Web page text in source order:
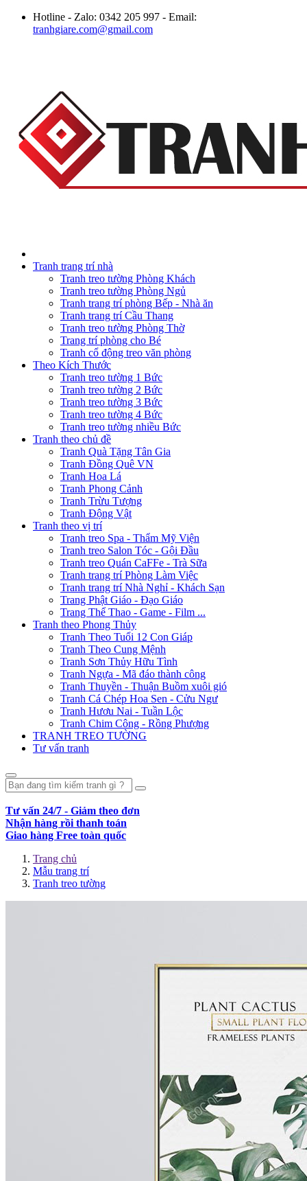
Hotline - Zalo: 0342 205 997 - Email:
tranhgiare.com@gmail.com
Tranh trang trí nhà
Tranh treo tường Phòng Khách
Tranh treo tường Phòng Ngủ
Tranh trang trí phòng Bếp - Nhà ăn
Tranh trang trí Cầu Thang
Tranh treo tường Phòng Thờ
Trang trí phòng cho Bé
Tranh cổ động treo văn phòng
Theo Kích Thước
Tranh treo tường 1 Bức
Tranh treo tường 2 Bức
Tranh treo tường 3 Bức
Tranh treo tường 4 Bức
Tranh treo tường nhiều Bức
Tranh theo chủ đề
Tranh Quà Tặng Tân Gia
Tranh Đồng Quê VN
Tranh Hoa Lá
Tranh Phong Cảnh
Tranh Trừu Tượng
Tranh Động Vật
Tranh theo vị trí
Tranh treo Spa - Thẩm Mỹ Viện
Tranh treo Salon Tóc - Gội Đầu
Tranh treo Quán CaFFe - Trà Sữa
Tranh trang trí Phòng Làm Việc
Tranh trang trí Nhà Nghỉ - Khách Sạn
Trang Phật Giáo - Đạo Giáo
Trang Thể Thao - Game - Film ...
Tranh theo Phong Thủy
Tranh Theo Tuổi 12 Con Giáp
Tranh Theo Cung Mệnh
Tranh Sơn Thủy Hữu Tình
Tranh Ngựa - Mã đáo thành công
Tranh Thuyền - Thuận Buồm xuôi gió
Tranh Cá Chép Hoa Sen - Cửu Ngư
Tranh Hươu Nai - Tuần Lộc
Tranh Chim Công - Rồng Phượng
TRANH TREO TƯỜNG
Tư vấn tranh
Tư vấn 24/7 - Giảm theo đơn
Nhận hàng rồi thanh toán
Giao hàng Free toàn quốc
Trang chủ
Mẫu trang trí
Tranh treo tường